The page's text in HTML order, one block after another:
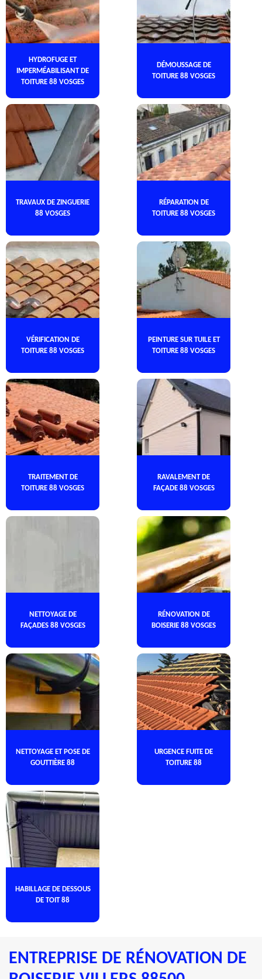
HYDROFUGE ET
IMPERMÉABILISANT DE
TOITURE 88 VOSGES
DÉMOUSSAGE DE
TOITURE 88 VOSGES
TRAVAUX DE ZINGUERIE
88 VOSGES
RÉPARATION DE
TOITURE 88 VOSGES
VÉRIFICATION DE
TOITURE 88 VOSGES
PEINTURE SUR TUILE ET
TOITURE 88 VOSGES
TRAITEMENT DE
TOITURE 88 VOSGES
RAVALEMENT DE
FAÇADE 88 VOSGES
NETTOYAGE DE
FAÇADES 88 VOSGES
RÉNOVATION DE
BOISERIE 88 VOSGES
NETTOYAGE ET POSE DE
GOUTTIÈRE 88
URGENCE FUITE DE
TOITURE 88
HABILLAGE DE DESSOUS
DE TOIT 88
ENTREPRISE DE RÉNOVATION DE